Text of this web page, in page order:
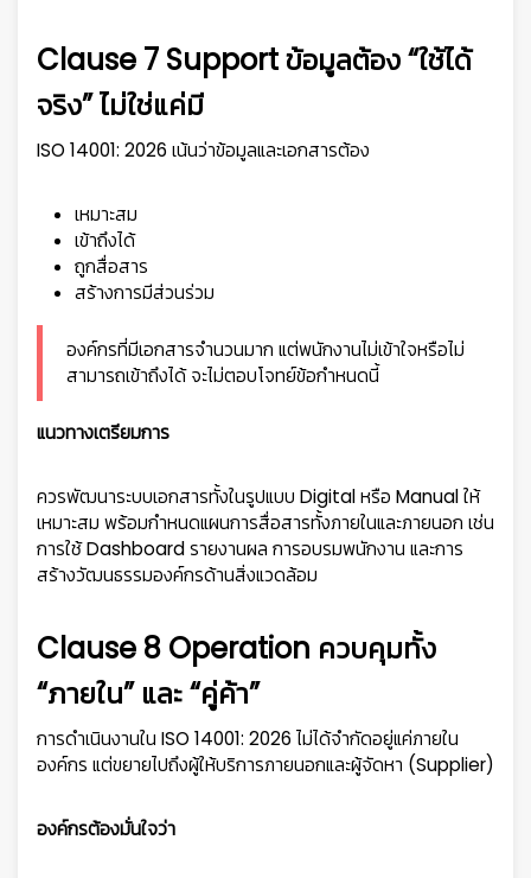
Clause 7 Support ข้อมูลต้อง “ใช้ได้
จริง” ไม่ใช่แค่มี
ISO 14001: 2026 เน้นว่าข้อมูลและเอกสารต้อง
เหมาะสม
เข้าถึงได้
ถูกสื่อสาร
สร้างการมีส่วนร่วม
องค์กรที่มีเอกสารจำนวนมาก แต่พนักงานไม่เข้าใจหรือไม่
สามารถเข้าถึงได้ จะไม่ตอบโจทย์ข้อกำหนดนี้
แนวทางเตรียมการ
ควรพัฒนาระบบเอกสารทั้งในรูปแบบ Digital หรือ Manual ให้
เหมาะสม พร้อมกำหนดแผนการสื่อสารทั้งภายในและภายนอก เช่น
การใช้ Dashboard รายงานผล การอบรมพนักงาน และการ
สร้างวัฒนธรรมองค์กรด้านสิ่งแวดล้อม
Clause 8 Operation ควบคุมทั้ง
“ภายใน” และ “คู่ค้า”
การดำเนินงานใน ISO 14001: 2026 ไม่ได้จำกัดอยู่แค่ภายใน
องค์กร แต่ขยายไปถึงผู้ให้บริการภายนอกและผู้จัดหา (Supplier)
องค์กรต้องมั่นใจว่า